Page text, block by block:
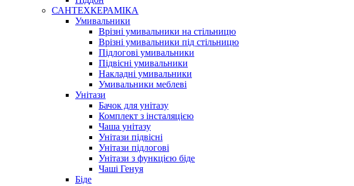
САНТЕХКЕРАМІКА
Умивальники
Врізні умивальники на стільницю
Врізні умивальники під стільницю
Підлогові умивальники
Підвісні умивальники
Накладні умивальники
Умивальники меблеві
Унітази
Бачок для унітазу
Комплект з інсталяцією
Чаша унітазу
Унітази підвісні
Унітази підлогові
Унітази з функцією біде
Чаші Генуя
Біде